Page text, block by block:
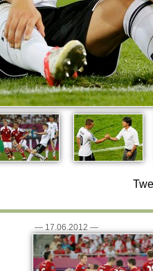
— 17.06.2012 —